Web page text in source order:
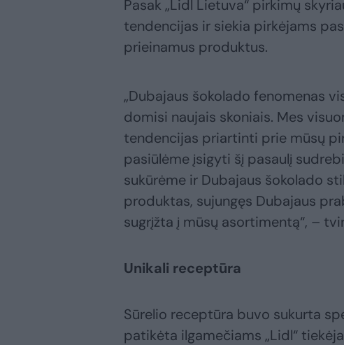
Pasak „Lidl Lietuva“ pirkimų
tendencijas ir siekia pirkėjams
prieinamus produktus.
„Dubajaus šokolado fenomenas
domisi naujais skoniais. Mes
tendencijas priartinti prie mūsų
pasiūlėme įsigyti šį pasaulį
sukūrėme ir Dubajaus šokolado
produktas, sujungęs Dubajaus
sugrįžta į mūsų asortimentą“, –
Unikali receptūra
Sūrelio receptūra buvo sukurta
patikėta ilgamečiams „Lidl“